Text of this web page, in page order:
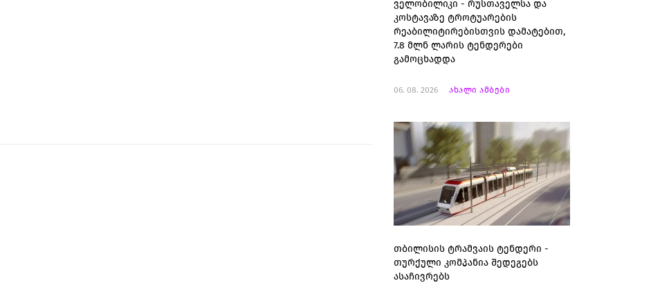
ველობილიკი - რუსთაველსა და
კოსტავაზე ტროტუარების
რეაბილიტირებისთვის დამატებით,
7.8 მლნ ლარის ტენდერები
გამოცხადდა
06. 08. 2026 ახალი ამბები
თბილისის ტრამვაის ტენდერი -
თურქული კომპანია შედეგებს
ასაჩივრებს